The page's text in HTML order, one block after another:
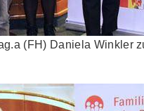
(FH) Daniela Winkler